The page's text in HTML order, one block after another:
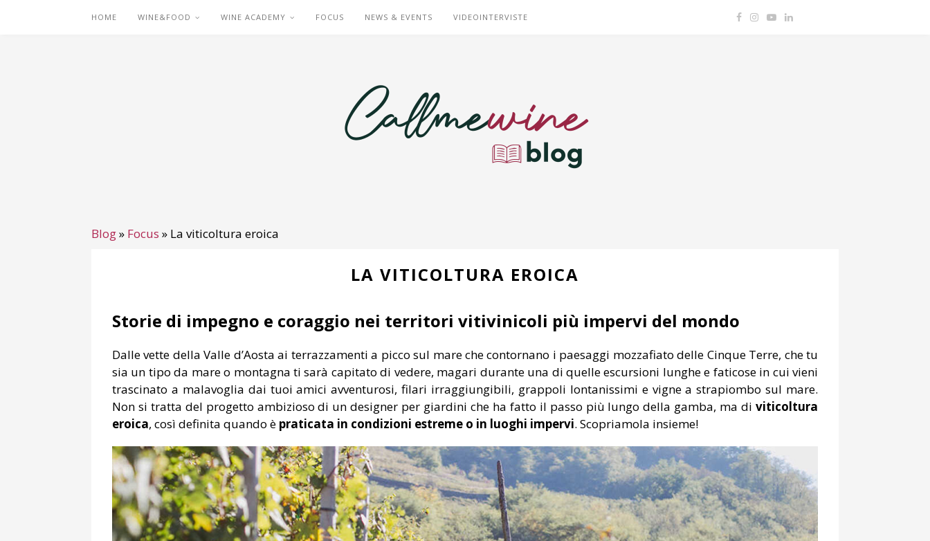
HOME WINE&FOOD WINE ACADEMY FOCUS NEWS & EVENTS VIDEOINTERVISTE
Blog» Focus » La viticoltura eroica
LA VITICOLTURA EROICA
Storie di impegno e coraggio nei territori vitivinicoli più impervi del mondo
Dalle vette della Valle d’Aosta ai terrazzamenti a picco sul mare che contornano i paesaggi mozzafiato delle Cinque Terre, che tu
sia un tipo da mare o montagna ti sarà capitato di vedere, magari durante una di quelle escursioni lunghe e faticose in cui vieni
trascinato a malavoglia dai tuoi amici avventurosi, filari irraggiungibili, grappoli lontanissimi e vigne a strapiombo sul mare.
Non si tratta del progetto ambizioso di un designer per giardini che ha fatto il passo più lungo della gamba, ma di viticoltura
eroica, così definita quando è praticata in condizioni estreme o in luoghi impervi. Scopriamola insieme!